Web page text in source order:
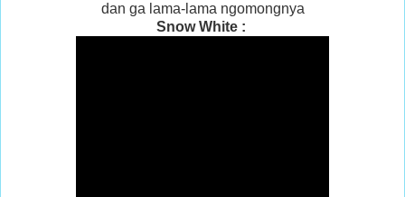
dan ga lama-lama ngomongnya
Snow White :